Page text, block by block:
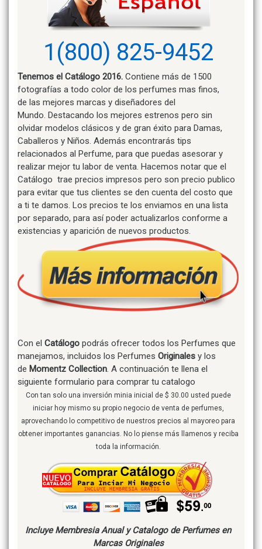
1(800) 825-9452
Tenemos el Catálogo 2016. Contiene más de 1500
fotografías a todo color de los perfumes mas finos,
de las mejores marcas y diseñadores del
Mundo. Destacando los mejores estrenos pero sin
olvidar modelos clásicos y de gran éxito para Damas,
Caballeros y Niños. Además encontrarás tips
relacionados al Perfume, para que puedas asesorar y
realizar mejor tu labor de venta. Hacemos notar que el
Catálogo trae precios impresos pero son precio publico
para evitar que tus clientes se den cuenta del costo que
a ti te damos. Los precios te los enviamos en una lista
por separado, para así poder actualizarlos conforme a
existencias y aparición de nuevos productos.
Con el Catálogo podrás ofrecer todos los Perfumes que
manejamos, incluidos los Perfumes Originales y los
de Momentz Collection. A continuación te llena el
siguiente formulario para comprar tu catalogo
Con tan solo una inversión minia inicial de $ 30.00 usted puede
iniciar hoy mismo su propio negocio de venta de perfumes,
aprovechando lo competitivo de nuestros precios al mayoreo para
obtener importantes ganancias. No lo piense más llamenos y reciba
toda la información.
Incluye Membresia Anual y Catalogo de Perfumes en
Marcas Originales